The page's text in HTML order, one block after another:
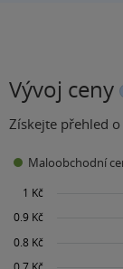
Vývoj ceny
Získejte přehled
Maloobchodní